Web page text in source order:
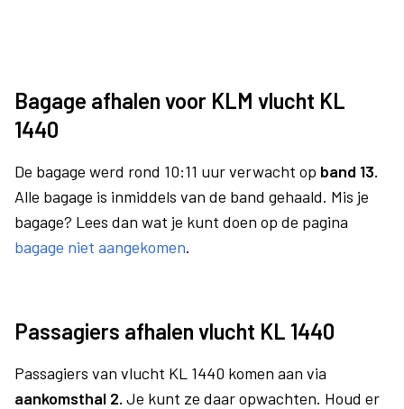
Bagage afhalen voor KLM vlucht KL
1440
De bagage werd rond 10:11 uur verwacht op band 13.
Alle bagage is inmiddels van de band gehaald. Mis je
bagage? Lees dan wat je kunt doen op de pagina
bagage niet aangekomen.
Passagiers afhalen vlucht KL 1440
Passagiers van vlucht KL 1440 komen aan via
aankomsthal 2. Je kunt ze daar opwachten. Houd er